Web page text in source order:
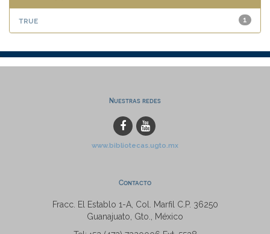
1
true
Nuestras redes
www.bibliotecas.ugto.mx
Contacto
Fracc. El Establo 1-A, Col. Marfil C.P. 36250
Guanajuato, Gto., México